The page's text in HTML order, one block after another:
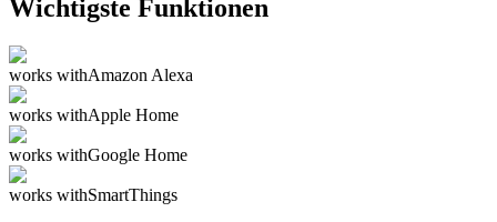
Wichtigste Funktionen
works withAmazon Alexa
works withApple Home
works withGoogle Home
works withSmartThings